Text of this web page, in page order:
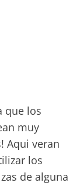
que los
muy
Aqui veran
los
de alguna